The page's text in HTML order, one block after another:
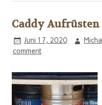
Caddy
Juni 17, 2020
comment